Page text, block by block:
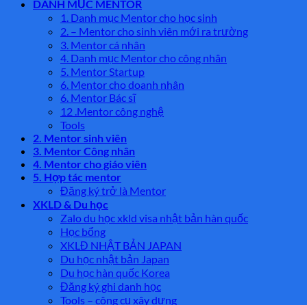
DANH MỤC MENTOR
1. Danh mục Mentor cho học sinh
2. – Mentor cho sinh viên mới ra trường
3. Mentor cá nhân
4. Danh mục Mentor cho công nhân
5. Mentor Startup
6. Mentor cho doanh nhân
6. Mentor Bác sĩ
12 .Mentor công nghệ
Tools
2. Mentor sinh viên
3. Mentor Công nhân
4. Mentor cho giáo viên
5. Hợp tác mentor
Đăng ký trở là Mentor
XKLD & Du học
Zalo du học xkld visa nhật bản hàn quốc
Học bổng
XKLĐ NHẬT BẢN JAPAN
Du học nhật bản Japan
Du học hàn quốc Korea
Đăng ký ghi danh học
Tools – công cụ xây dựng